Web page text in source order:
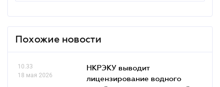
Похожие новости
10.33
18 мая 2026
НКРЭКУ выводит
лицензирование водного